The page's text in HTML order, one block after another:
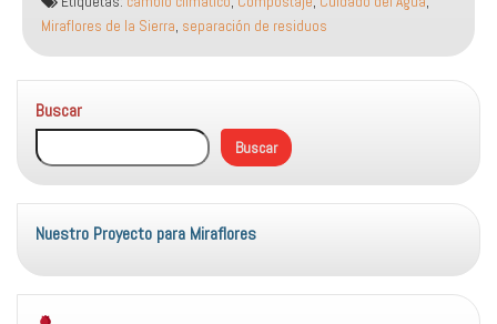
una
guía
práctica
para
hacer
de
Miraflores
un
municipio
verde
sostenible
Miraflores de la Sierra, separación de residuos
Buscar
Buscar
Nuestro Proyecto para Miraflores